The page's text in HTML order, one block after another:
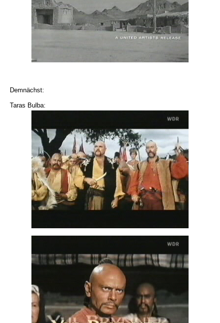
Demnächst:
Taras Bulba: